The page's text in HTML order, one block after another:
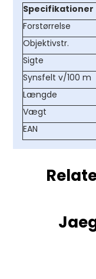
Specifikationer
Forstørrelse
Objektivstr.
Sigte
Synsfelt v/100 m
Længde
Vægt
EAN